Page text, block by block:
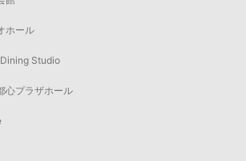
ホール
Studio
心プラザホール